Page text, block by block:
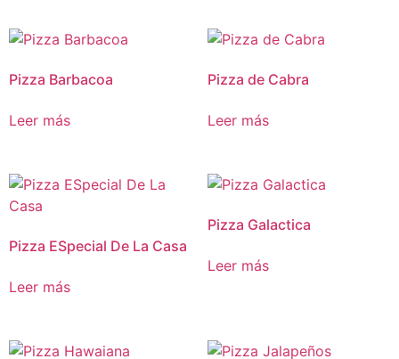
Pizza Barbacoa
Leer más
Pizza de Cabra
Leer más
Pizza ESpecial De La Casa
Leer más
Pizza Galactica
Leer más